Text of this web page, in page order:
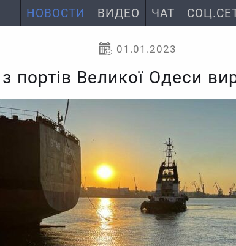
НОВОСТИ ВИДЕО ЧАТ
01.01.2023
з портів Великої Одеси